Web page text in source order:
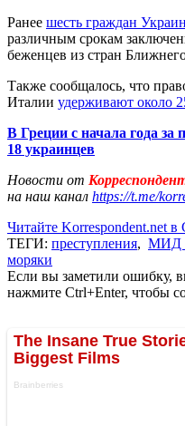
Ранее шесть граждан
различным срокам
беженцев из стран
Также сообщалось, что
Италии удерживают около
В Греции с начала года за
18 украинцев
Новости от
на наш канал https://t.me/
Читайте Korrespondent.net в
ТЕГИ: преступления, МИД
моряки
Если вы заметили ошибку,
нажмите Ctrl+Enter, чтобы